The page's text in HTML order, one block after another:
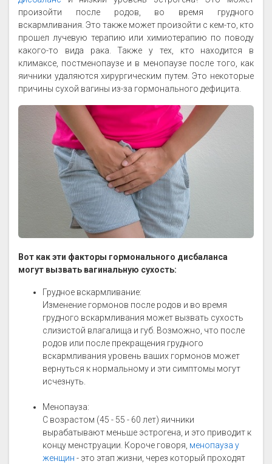
произойти после родов, во время грудного
вскармливания. Это также может произойти с кем-то, кто
прошел лучевую терапию или химиотерапию по поводу
какого-то вида рака. Также у тех, кто находится в
климаксе, постменопаузе и в менопаузе после того, как
яичники удаляются хирургическим путем. Это некоторые
причины сухой вагины из-за гормонального дефицита.
Вот как эти факторы гормонального дисбаланса
могут вызвать вагинальную сухость:
Грудное вскармливание:
Изменение гормонов после родов и во время
грудного вскармливания может вызвать сухость
слизистой влагалища и губ. Возможно, что после
родов или после прекращения грудного
вскармливания уровень ваших гормонов может
вернуться к нормальному и эти симптомы могут
исчезнуть.
Менопауза:
С возрастом (45 - 55 - 60 лет) яичники
вырабатывают меньше эстрогена, и это приводит к
концу менструации. Короче говоря, менопауза у
женщин - это этап жизни, через который проходят